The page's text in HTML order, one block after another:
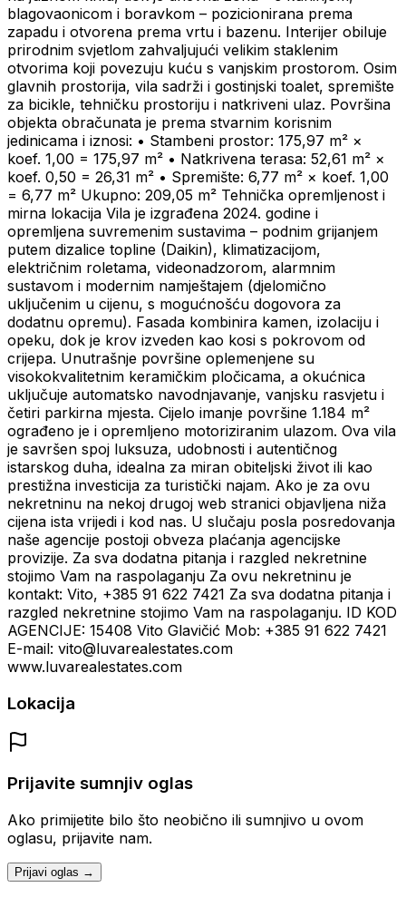
blagovaonicom i boravkom – pozicionirana prema
zapadu i otvorena prema vrtu i bazenu. Interijer obiluje
prirodnim svjetlom zahvaljujući velikim staklenim
otvorima koji povezuju kuću s vanjskim prostorom. Osim
glavnih prostorija, vila sadrži i gostinjski toalet, spremište
za bicikle, tehničku prostoriju i natkriveni ulaz. Površina
objekta obračunata je prema stvarnim korisnim
jedinicama i iznosi: • Stambeni prostor: 175,97 m² ×
koef. 1,00 = 175,97 m² • Natkrivena terasa: 52,61 m² ×
koef. 0,50 = 26,31 m² • Spremište: 6,77 m² × koef. 1,00
= 6,77 m² Ukupno: 209,05 m² Tehnička opremljenost i
mirna lokacija Vila je izgrađena 2024. godine i
opremljena suvremenim sustavima – podnim grijanjem
putem dizalice topline (Daikin), klimatizacijom,
električnim roletama, videonadzorom, alarmnim
sustavom i modernim namještajem (djelomično
uključenim u cijenu, s mogućnošću dogovora za
dodatnu opremu). Fasada kombinira kamen, izolaciju i
opeku, dok je krov izveden kao kosi s pokrovom od
crijepa. Unutrašnje površine oplemenjene su
visokokvalitetnim keramičkim pločicama, a okućnica
uključuje automatsko navodnjavanje, vanjsku rasvjetu i
četiri parkirna mjesta. Cijelo imanje površine 1.184 m²
ograđeno je i opremljeno motoriziranim ulazom. Ova vila
je savršen spoj luksuza, udobnosti i autentičnog
istarskog duha, idealna za miran obiteljski život ili kao
prestižna investicija za turistički najam. Ako je za ovu
nekretninu na nekoj drugoj web stranici objavljena niža
cijena ista vrijedi i kod nas. U slučaju posla posredovanja
naše agencije postoji obveza plaćanja agencijske
provizije. Za sva dodatna pitanja i razgled nekretnine
stojimo Vam na raspolaganju Za ovu nekretninu je
kontakt: Vito, +385 91 622 7421 Za sva dodatna pitanja i
razgled nekretnine stojimo Vam na raspolaganju. ID KOD
AGENCIJE: 15408 Vito Glavičić Mob: +385 91 622 7421
E-mail: vito@luvarealestates.com
www.luvarealestates.com
Lokacija
Prijavite sumnjiv oglas
Ako primijetite bilo što neobično ili sumnjivo u ovom
oglasu, prijavite nam.
Prijavi oglas →